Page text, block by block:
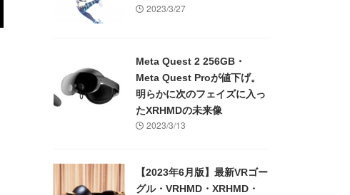
2023/3/27
Meta Quest 2 256GB・
Meta Quest Proが値下げ。
明らかに次のフェイズに入っ
たXRHMDの未来像
2023/3/13
【2023年6月版】最新VRゴー
グル・VRHMD・XRHMD・